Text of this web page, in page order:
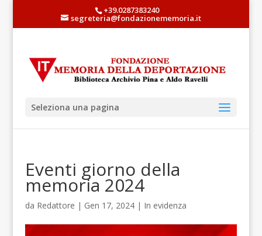
+39.0287383240
segreteria@fondazionememoria.it
Seleziona una pagina
Eventi giorno della
memoria 2024
da Redattore | Gen 17, 2024 | In evidenza